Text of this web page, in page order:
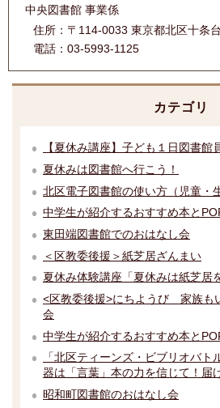
中央図書館 事業係
住所： 〒114-0033 東京都北区十条
電話： 03-5993-1125
カテゴリ
【夏休み講座】子ども１日図書館
夏休みは図書館へ行こう！
北区電子図書館の使い方（児童・
中学生が紹介するおすすめ本と
東田端図書館でのおはなし会
＜区教委後援＞紙芝居ざんまい
夏休み体験講座「夏休みは紙芝居
<区教委後援>にちようび 家族も
会
中学生が紹介するおすすめ本と
「北区ティーンズ・ビブリオバト
器は「言葉」本の力を信じて！届
昭和町図書館のおはなし会